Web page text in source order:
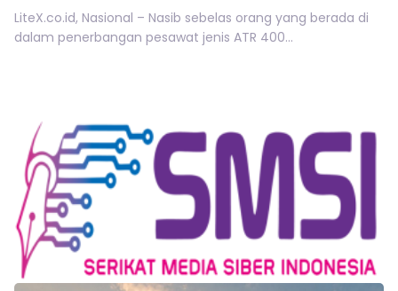
LiteX.co.id, Nasional – Nasib sebelas orang yang berada di
dalam penerbangan pesawat jenis ATR 400...